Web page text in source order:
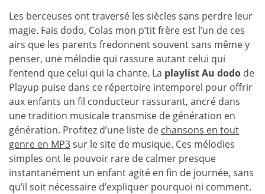
Les berceuses ont traversé les siècles sans perdre leur
magie. Fais dodo, Colas mon p’tit frère est l’un de ces
airs que les parents fredonnent souvent sans même y
penser, une mélodie qui rassure autant celui qui
l’entend que celui qui la chante. La playlist Au dodo de
Playup puise dans ce répertoire intemporel pour offrir
aux enfants un fil conducteur rassurant, ancré dans
une tradition musicale transmise de génération en
génération. Profitez d’une liste de chansons en tout
genre en MP3sur le site de musique. Ces mélodies
simples ont le pouvoir rare de calmer presque
instantanément un enfant agité en fin de journée, sans
qu’il soit nécessaire d’expliquer pourquoi ni comment.